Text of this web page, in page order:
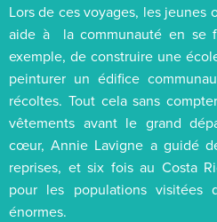
Lors de ces voyages, les jeunes
aide à la communauté en se
exemple, de construire une
peinturer un édifice
récoltes. Tout cela sans
vêtements avant le grand
cœur, Annie Lavigne a guidé
reprises, et six fois au Costa
pour les populations visitées
énormes.